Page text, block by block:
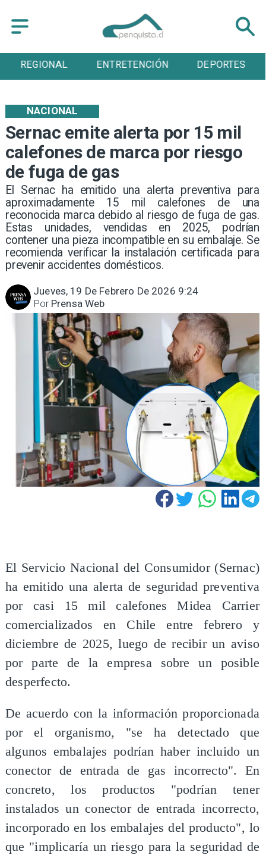
REGIONAL ENTRETENCIÓN DEPORTES
Sernac emite alerta por 15 mil
calefones de marca por riesgo
de fuga de gas
El Sernac ha emitido una alerta preventiva para
aproximadamente 15 mil calefones de una
reconocida marca debido al riesgo de fuga de gas.
Estas unidades, vendidas en 2025, podrían
contener una pieza incompatible en su embalaje. Se
recomienda verificar la instalación certificada para
prevenir accidentes domésticos.
NACIONAL
Jueves, 19 De Febrero De 2026 9:24
Prensa Web
Por
El Servicio Nacional del Consumidor (Sernac)
ha emitido una alerta de seguridad preventiva
por casi 15 mil calefones Midea Carrier
comercializados en Chile entre febrero y
diciembre de 2025, luego de recibir un aviso
por parte de la empresa sobre un posible
desperfecto.
De acuerdo con la información proporcionada
por el organismo, "se ha detectado que
algunos embalajes podrían haber incluido un
conector de entrada de gas incorrecto". En
concreto, los productos "podrían tener
instalados un conector de entrada incorrecto,
incorporado en los embalajes del producto", lo
que "implicaría un riesgo para la seguridad de